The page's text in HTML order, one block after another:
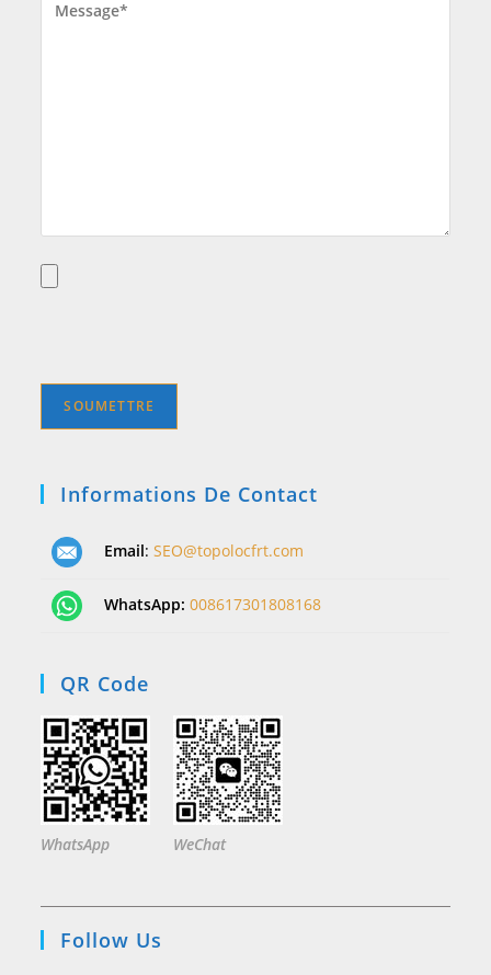
Informations De Contact
Email:SEO@topolocfrt.com
WhatsApp:008617301808168
QR Code
WhatsApp WeChat
Follow Us